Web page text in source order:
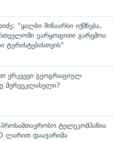
"ყალბი შინაარსი იქმნება,
უარყოფითი გარემოა
ტურისტებისთვის"
ერკვევი გეოგრაფიულ
მერვეკლასელი?
ტელეკომპანია
ლარით დააჯარიმა